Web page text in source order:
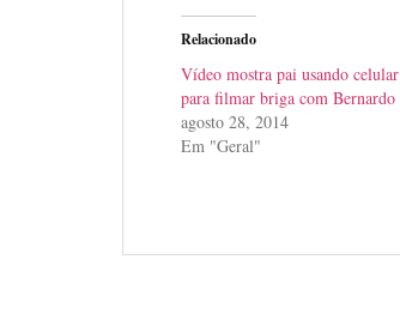
Relacionado
Vídeo mostra pai usando celular
para filmar briga com Bernardo
agosto 28, 2014
Em "Geral"